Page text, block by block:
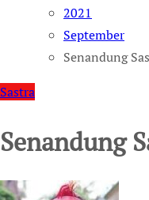
2021
September
Senandung
Sastra
Senandung